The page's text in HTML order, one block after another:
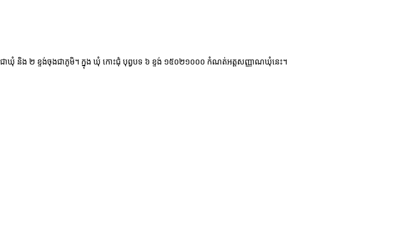
ប់ជាឃុំ និង ២ ខ្ទង់ចុងជាភូមិ។ ក្នុង ឃុំ កោះជុំ បុព្វបទ ៦ ខ្ទង់ ១៥០២១០០០ កំណត់អត្តសញ្ញាណឃុំនេះ។